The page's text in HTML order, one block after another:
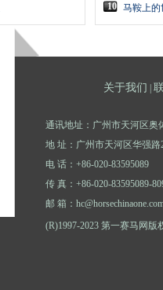
10 马鞍上的
关于我们
通讯地址：广州市天河区奥
地 址：广州市天河区华强路
电 话：+86-020-83595089
传 真：+86-020-83595089-
邮 箱：
(R)1997-2023 第一赛马网版